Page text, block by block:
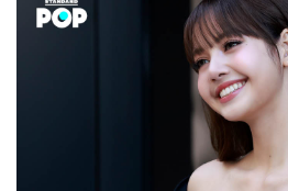
(ทั้งนี้ รัสเซียเป็นคู่ค้าอันดับ 9 ของจี
การค้าจีน-รัสเซียมีสัดส่วนประมาณ
ประเด็นที่สอง ทุนจีนไหลเข้ารัสเซียเ